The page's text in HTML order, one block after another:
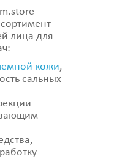
лица для
кожи,
сальных